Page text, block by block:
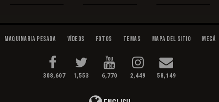
Maquinaria Pesada Vídeos Fotos Temas Mapa del Sitio
308,607 1,553 6,770 2,449 58,149